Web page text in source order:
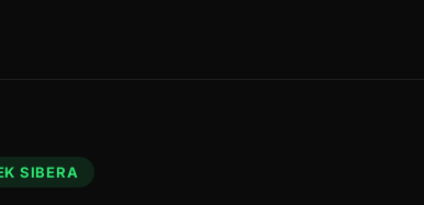
SIBERA